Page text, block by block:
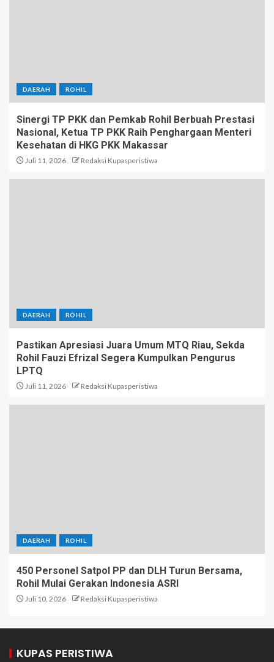
DAERAH ROHIL
Sinergi TP PKK dan Pemkab Rohil Berbuah Prestasi
Nasional, Ketua TP PKK Raih Penghargaan Menteri
Kesehatan di HKG PKK Makassar
Juli 11, 2026 Redaksi Kupasperistiwa
DAERAH ROHIL
Pastikan Apresiasi Juara Umum MTQ Riau, Sekda
Rohil Fauzi Efrizal Segera Kumpulkan Pengurus
LPTQ
Juli 11, 2026 Redaksi Kupasperistiwa
DAERAH ROHIL
450 Personel Satpol PP dan DLH Turun Bersama,
Rohil Mulai Gerakan Indonesia ASRI
Juli 10, 2026 Redaksi Kupasperistiwa
KUPAS PERISTIWA